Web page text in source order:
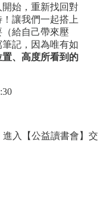
始，重新找回對
讓我們一起搭上
（給自己帶來壓
記，因為唯有如
、高度所看到的
進入【公益讀書會】交